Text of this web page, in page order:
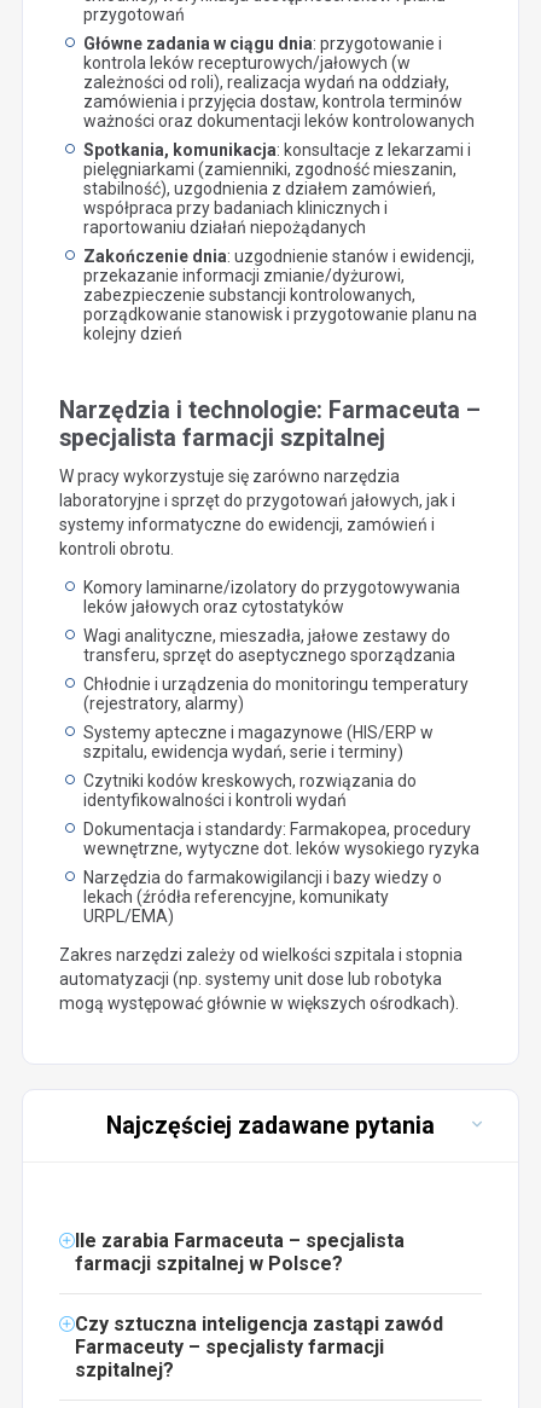
przygotowań
Główne zadania w ciągu dnia: przygotowanie i
kontrola leków recepturowych/jałowych (w
zależności od roli), realizacja wydań na oddziały,
zamówienia i przyjęcia dostaw, kontrola terminów
ważności oraz dokumentacji leków kontrolowanych
Spotkania, komunikacja: konsultacje z lekarzami i
pielęgniarkami (zamienniki, zgodność mieszanin,
stabilność), uzgodnienia z działem zamówień,
współpraca przy badaniach klinicznych i
raportowaniu działań niepożądanych
Zakończenie dnia: uzgodnienie stanów i ewidencji,
przekazanie informacji zmianie/dyżurowi,
zabezpieczenie substancji kontrolowanych,
porządkowanie stanowisk i przygotowanie planu na
kolejny dzień
Narzędzia i technologie: Farmaceuta –
specjalista farmacji szpitalnej
W pracy wykorzystuje się zarówno narzędzia
laboratoryjne i sprzęt do przygotowań jałowych, jak i
systemy informatyczne do ewidencji, zamówień i
kontroli obrotu.
Komory laminarne/izolatory do przygotowywania
leków jałowych oraz cytostatyków
Wagi analityczne, mieszadła, jałowe zestawy do
transferu, sprzęt do aseptycznego sporządzania
Chłodnie i urządzenia do monitoringu temperatury
(rejestratory, alarmy)
Systemy apteczne i magazynowe (HIS/ERP w
szpitalu, ewidencja wydań, serie i terminy)
Czytniki kodów kreskowych, rozwiązania do
identyfikowalności i kontroli wydań
Dokumentacja i standardy: Farmakopea, procedury
wewnętrzne, wytyczne dot. leków wysokiego ryzyka
Narzędzia do farmakowigilancji i bazy wiedzy o
lekach (źródła referencyjne, komunikaty
URPL/EMA)
Zakres narzędzi zależy od wielkości szpitala i stopnia
automatyzacji (np. systemy unit dose lub robotyka
mogą występować głównie w większych ośrodkach).
Najczęściej zadawane pytania
Ile zarabia Farmaceuta – specjalista
farmacji szpitalnej w Polsce?
Czy sztuczna inteligencja zastąpi zawód
Farmaceuty – specjalisty farmacji
szpitalnej?